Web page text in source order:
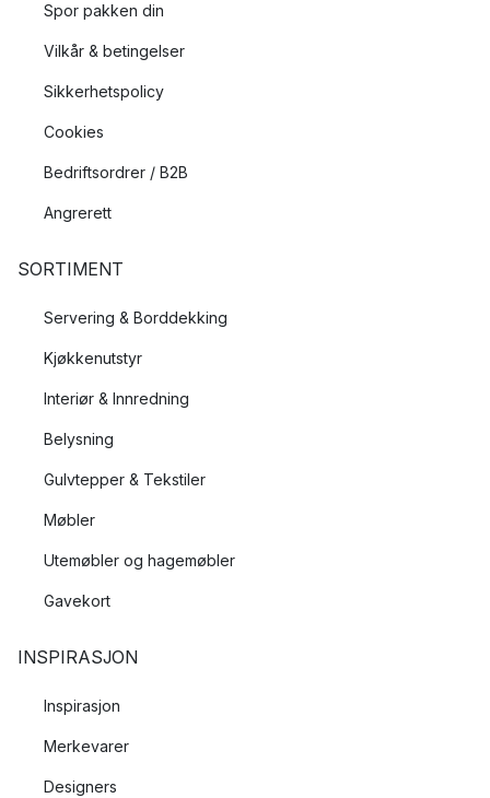
Spor pakken din
Vilkår & betingelser
Sikkerhetspolicy
Cookies
Bedriftsordrer / B2B
Angrerett
SORTIMENT
Servering & Borddekking
Kjøkkenutstyr
Interiør & Innredning
Belysning
Gulvtepper & Tekstiler
Møbler
Utemøbler og hagemøbler
Gavekort
INSPIRASJON
Inspirasjon
Merkevarer
Designers